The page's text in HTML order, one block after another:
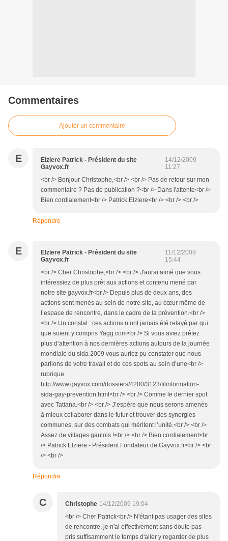
Commentaires
Ajouter un commentaire
E
Elziere Patrick - Président du site
Gayvox.fr
14/12/2009
11:27
<br /> Bonjour Christophe,<br /> <br /> Pas de retour sur mon
commentaire ? Pas de publication ?<br /> Dans l'attente<br />
Bien cordialement<br /> Patrick Elziere<br /> <br /> <br />
Répondre
E
Elziere Patrick - Président du site
Gayvox.fr
11/12/2009
15:44
<br /> Cher Christophe,<br /> <br /> J'aurai aimé que vous
intéressiez de plus prêt aux actions et contenu mené par
notre site gayvox.fr<br /> Depuis plus de deux ans, des
actions sont menés au sein de notre site, au cœur même de
l’espace de rencontre, dans le cadre de la prévention.<br />
<br /> Un constat : ces actions n’ont jamais été relayé par qui
que soient y compris Yagg.com<br /> Si vous aviez prêtez
plus d’attention à nos dernières actions autours de la journée
mondiale du sida 2009 vous auriez pu constater que nous
parlions de votre travail et de ces spots au sein d’une<br />
rubrique
http://www.gayvox.com/dossiers/4200/3123/filinformation-
sida-gay-prevention.html<br /> <br /> Comme le dernier spot
avec Tatiana.<br /> <br /> J’espère que nous serons amenés
à mieux collaborer dans le futur et trouver des synergies
communes, sur des combats qui méritent l’unité.<br /> <br />
Assez de villages gaulois !<br /> <br /> Bien cordialement<br
/> Patrick Elziere - Président Fondateur de Gayvox.fr<br /> <br
/> <br />
Répondre
C Christophe 14/12/2009 19:04
<br /> Cher Patrick<br /> N'étant pas usager des sites
de rencontre, je n'ai effectivement sans doute pas
pris suffisamment le temps d'aller y regarder de plus